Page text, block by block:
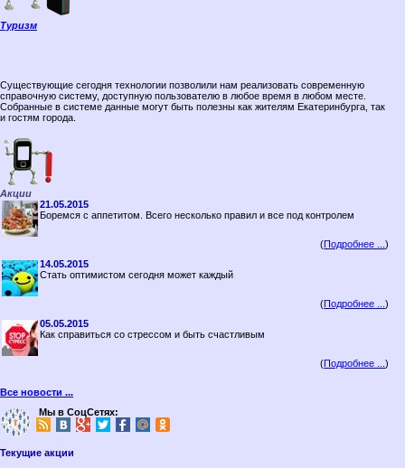
Туризм
Существующие сегодня технологии позволили нам реализовать современную
справочную систему, доступную пользователю в любое время в любом месте.
Собранные в системе данные могут быть полезны как жителям Екатеринбурга, так
и гостям города.
Акции
21.05.2015
Боремся с аппетитом. Всего несколько правил и все под контролем
(Подробнее ...)
14.05.2015
Стать оптимистом сегодня может каждый
(Подробнее ...)
05.05.2015
Как справиться со стрессом и быть счастливым
(Подробнее ...)
Все новости ...
Мы в СоцСетях:
Текущие акции